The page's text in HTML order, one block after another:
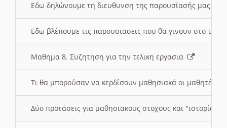
Εδω δηλώνουμε τη διευθυνση της παρουσίασής μας
Εδω βλέπουμε τις παρουσιασεις που θα γινουν στο
Μαθημα 8. Συζητηση για την τελικη εργασια
Τι θα μπορούσαν να κερδίσουν μαθησιακά οι μαθητές/
Δύο προτάσεις για μαθησιακους στοχους και "ιστορία"